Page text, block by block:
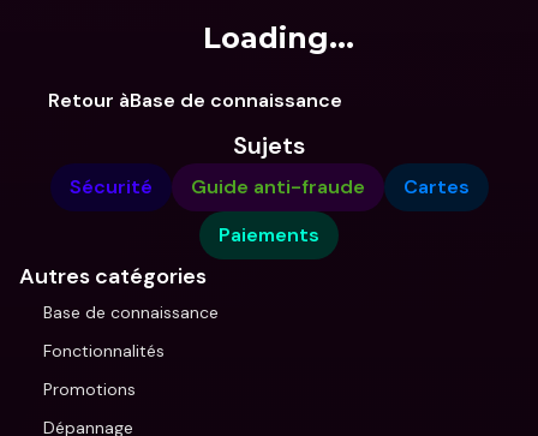
Loading...
Retour àBase de connaissance
Sujets
Sécurité Guide anti-fraude
Cartes
Paiements
Autres catégories
Base de connaissance
Fonctionnalités
Promotions
Dépannage